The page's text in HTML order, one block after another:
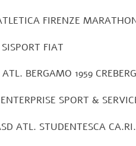
FIRENZE
SISPORT
ATL. BERGAMO 1959
ENTERPRISE SPORT &
ATL. STUDENTESCA